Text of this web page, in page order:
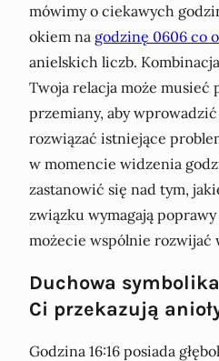
mówimy o ciekawych
okiem na godzinę 0606 co
anielskich liczb.
Twoja relacja może musieć
przemiany, aby
rozwiązać istniejące
w momencie widzenia
zastanowić się nad tym,
związku wymagają
możecie wspólnie rozwijać
Duchowa
Ci przekazują
Godzina 16:16 posiada